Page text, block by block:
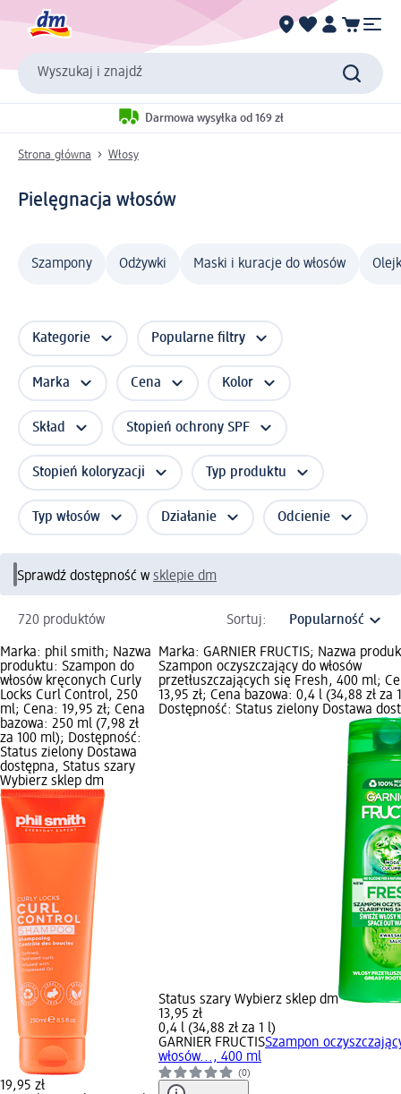
Wyszukaj i znajdź
Darmowa wysyłka od 169 zł
Strona główna Włosy
Pielęgnacja włosów
Szampony Odżywki Maski i kuracje do włosów
Kategorie Popularne filtry
Marka Cena Kolor
Skład Stopień ochrony SPF
Stopień koloryzacji Typ produktu
Typ włosów Działanie Odcienie
Sprawdź dostępność w sklepie dm
720 produktów Sortuj:
Marka: phil smith; Nazwa
produktu: Szampon do
włosów kręconych Curly
Locks Curl Control, 250
ml; Cena: 19,95 zł; Cena
bazowa: 250 ml (7,98 zł
za 100 ml); Dostępność:
Status zielony Dostawa
dostępna, Status szary
Wybierz sklep dm
19,95 zł
Marka: GARNIER FRUCTIS; Nazwa
Szampon oczyszczający do włosów
przetłuszczających się Fresh, 400 ml;
13,95 zł; Cena bazowa: 0,4 l (34,88 zł za
Dostępność: Status zielony Dostawa
Status szary Wybierz sklep dm
13,95 zł
0,4 l (34,88 zł za 1 l)
GARNIER FRUCTISSzampon
włosów..., 400 ml
(0)